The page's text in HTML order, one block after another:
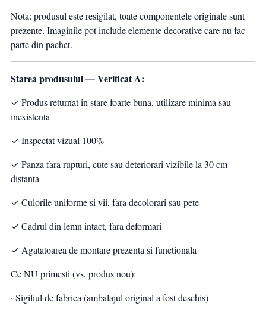
Nota: produsul este resigilat, toate componentele originale sunt
prezente. Imaginile pot include elemente decorative care nu fac
parte din pachet.
Starea produsului — Verificat A:
✓ Produs returnat in stare foarte buna, utilizare minima sau
inexistenta
✓ Inspectat vizual 100%
✓ Panza fara rupturi, cute sau deteriorari vizibile la 30 cm
distanta
✓ Culorile uniforme si vii, fara decolorari sau pete
✓ Cadrul din lemn intact, fara deformari
✓ Agatatoarea de montare prezenta si functionala
Ce NU primesti (vs. produs nou):
· Sigiliul de fabrica (ambalajul original a fost deschis)